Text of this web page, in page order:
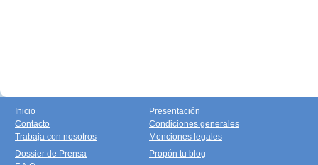
Inicio
Contacto
Trabaja con nosotros
Presentación
Condiciones generales
Menciones legales
Dossier de Prensa
Propón tu blog